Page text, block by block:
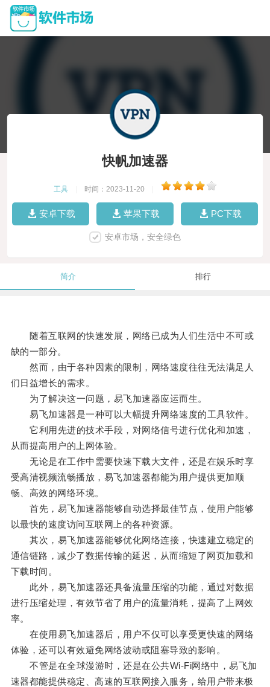
快帆加速器
工具 时间：2023-11-20
安卓下载 苹果下载 PC下载
安卓市场，安全绿色
简介 排行
随着互联网的快速发展，网络已成为人们生活中不可或
缺的一部分。
然而，由于各种因素的限制，网络速度往往无法满足人
们日益增长的需求。
为了解决这一问题，易飞加速器应运而生。
易飞加速器是一种可以大幅提升网络速度的工具软件。
它利用先进的技术手段，对网络信号进行优化和加速，
从而提高用户的上网体验。
无论是在工作中需要快速下载大文件，还是在娱乐时享
受高清视频流畅播放，易飞加速器都能为用户提供更加顺
畅、高效的网络环境。
首先，易飞加速器能够自动选择最佳节点，使用户能够
以最快的速度访问互联网上的各种资源。
其次，易飞加速器能够优化网络连接，快速建立稳定的
通信链路，减少了数据传输的延迟，从而缩短了网页加载和
下载时间。
此外，易飞加速器还具备流量压缩的功能，通过对数据
进行压缩处理，有效节省了用户的流量消耗，提高了上网效
率。
在使用易飞加速器后，用户不仅可以享受更快速的网络
体验，还可以有效避免网络波动或阻塞导致的影响。
不管是在全球漫游时，还是在公共Wi-Fi网络中，易飞加
速器都能提供稳定、高速的互联网接入服务，给用户带来极